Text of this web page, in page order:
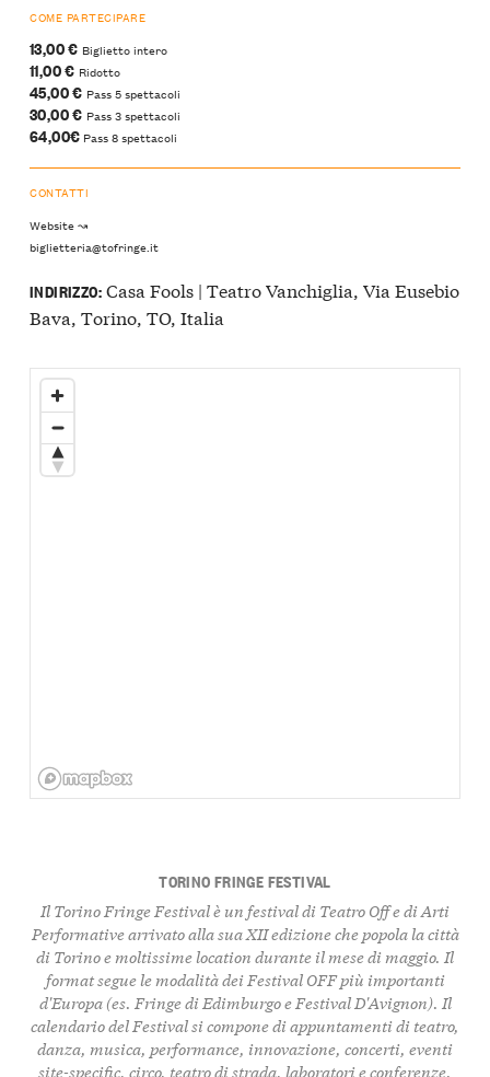
COME PARTECIPARE
13,00 € Biglietto intero
11,00 € Ridotto
45,00 € Pass 5 spettacoli
30,00 € Pass 3 spettacoli
64,00€ Pass 8 spettacoli
CONTATTI
Website ↝
biglietteria@tofringe.it
INDIRIZZO:Casa Fools | Teatro Vanchiglia, Via Eusebio
Bava, Torino, TO, Italia
TORINO FRINGE FESTIVAL
Il Torino Fringe Festival è un festival di Teatro Off e di Arti
Performative arrivato alla sua XII edizione che popola la città
di Torino e moltissime location durante il mese di maggio. Il
format segue le modalità dei Festival OFF più importanti
d'Europa (es. Fringe di Edimburgo e Festival D'Avignon). Il
calendario del Festival si compone di appuntamenti di teatro,
danza, musica, performance, innovazione, concerti, eventi
site-specific, circo, teatro di strada, laboratori e conferenze.